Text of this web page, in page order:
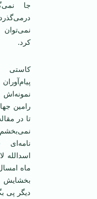
جا
کرد.
کاستی
رامین
تا در
اسدالله
ماه
بخشایش
دیگر پی